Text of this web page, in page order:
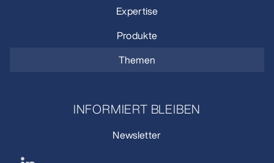
Expertise
Produkte
Themen
INFORMIERT BLEIBEN
Newsletter